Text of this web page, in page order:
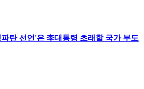
탄 선언'은 李대통령 초래할 국가 부도